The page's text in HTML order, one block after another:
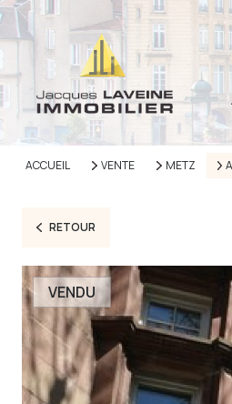
ACCUEIL VENTE METZ
RETOUR
VENDU